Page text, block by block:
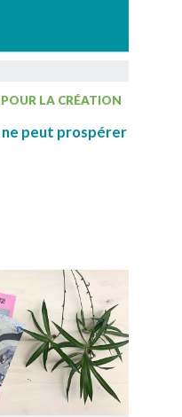
LA CRÉATION
peut prospérer